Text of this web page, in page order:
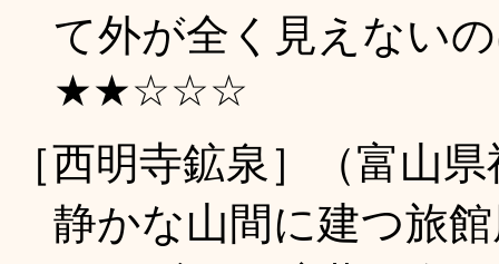
て外が全く見えない
★★☆☆☆
［西明寺鉱泉］（富山
静かな山間に建つ旅